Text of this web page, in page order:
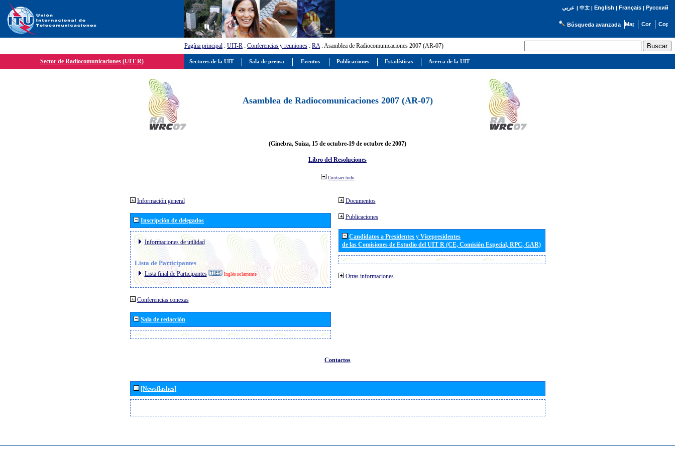
عربي | 中文| English | Français| Русский
Búsqueda avanzada
Pagína principal : UIT-R : Conferencias y reuniones : RA: Asamblea de Radiocomunicaciones 2007 (AR-07)
Sector de Radiocomunicaciones (UIT-R)
Asamblea de Radiocomunicaciones 2007 (AR-07)
(Ginebra, Suiza, 15 de octubre-19 de octubre de 2007)
Libro del Resoluciones
Contraer todo
Información general
Inscripción de delegados
Informaciones de utilidad
Lista de Participantes
Lista final de Participantes Inglés solamente
Conferencias conexas
Sala de redacción
Documentos
Publicaciones
Candidatos a Presidentes y Vicepresidentes
de las Comisiones de Estudio del UIT R (CE, Comisión Especial, RPC, GAR)
Otras informaciones
Contactos
[Newsflashes]
Sectores de la UIT Sala de prensa Eventos Publicaciones Estadísticas Acerca de la UIT